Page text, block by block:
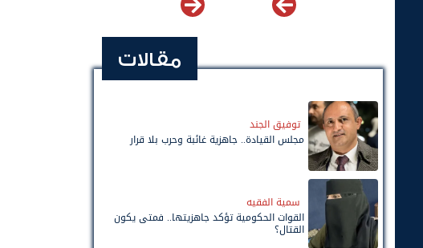
مقالات
توفيق الجند
مجلس القيادة.. جاهزية غائبة وحرب بلا قرار
سمية الفقيه
القوات الحكومية تؤكد جاهزيتها.. فمتى يكون
القتال؟